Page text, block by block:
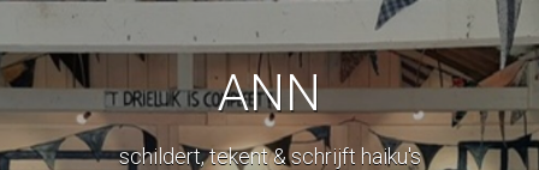
ANN
schildert, tekent & schrijft haiku's